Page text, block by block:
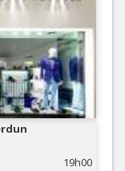
19h00